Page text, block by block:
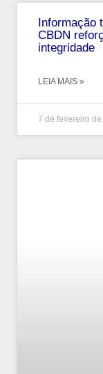
Informação
CBDN
integridade
LEIA MAIS »
7 de fevereiro